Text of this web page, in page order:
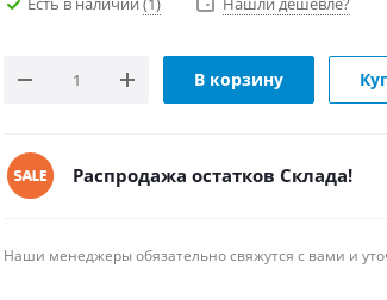
В корзину
Распродажа остатков Склада!
Наши менеджеры обязательно свяжутся с вами и